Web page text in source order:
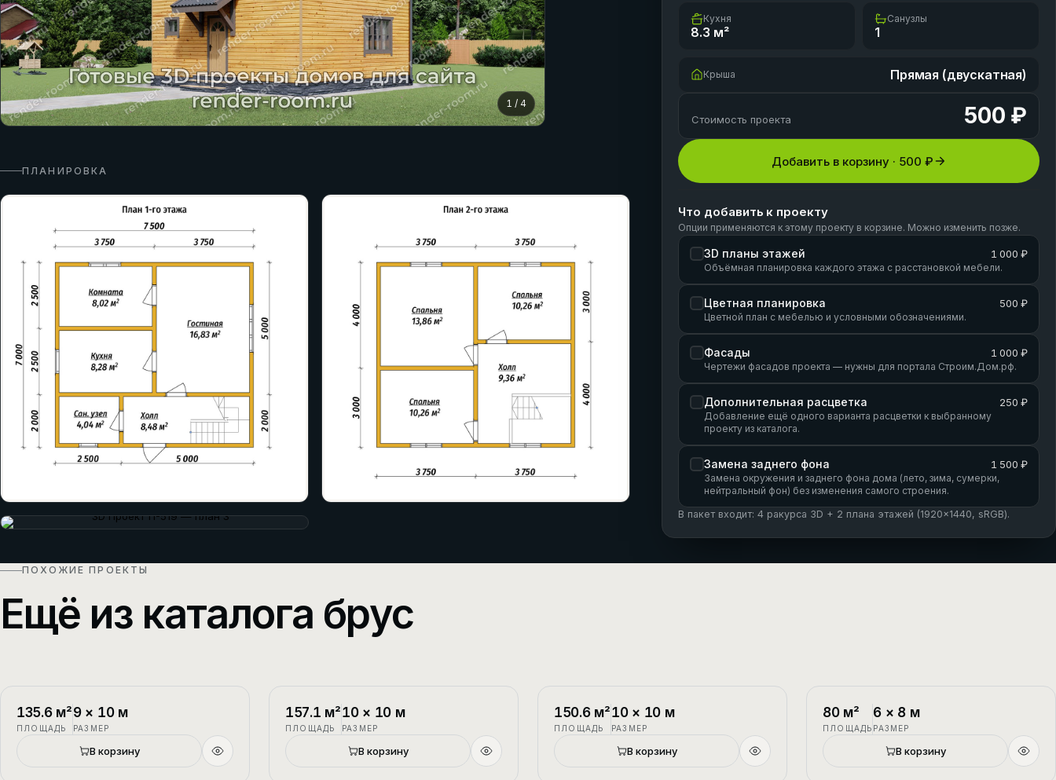
1 /4
ПЛАНИРОВКА
Кухня
8.3 м²
Санузлы
1
Крыша Прямая (двускатная)
Стоимость проекта 500 ₽
Добавить в корзину · 500 ₽
Что добавить к проекту
Опции применяются к этому проекту в корзине. Можно изменить позже.
3D планы этажей 1 000 ₽
Объёмная планировка каждого этажа с расстановкой мебели.
Цветная планировка 500 ₽
Цветной план с мебелью и условными обозначениями.
Фасады 1 000 ₽
Чертежи фасадов проекта — нужны для портала Строим.Дом.рф.
Дополнительная расцветка 250 ₽
Добавление ещё одного варианта расцветки к выбранному
проекту из каталога.
Замена заднего фона 1 500 ₽
Замена окружения и заднего фона дома (лето, зима, сумерки,
нейтральный фон) без изменения самого строения.
В пакет входит: 4 ракурса 3D + 2 плана этажей (1920×1440, sRGB).
ПОХОЖИЕ ПРОЕКТЫ
Ещё из каталога брус
П-1
135.6м²
ПЛОЩАДЬ
9× 10м
РАЗМЕР
В корзину
П-2
157.1 м²
ПЛОЩАДЬ
10× 10 м
РАЗМЕР
В корзину
П-3
150.6м²
ПЛОЩАДЬ
10× 10 м
РАЗМЕР
В корзину
П-4
80м²
ПЛОЩАДЬ
6 × 8 м
РАЗМЕР
В корзину